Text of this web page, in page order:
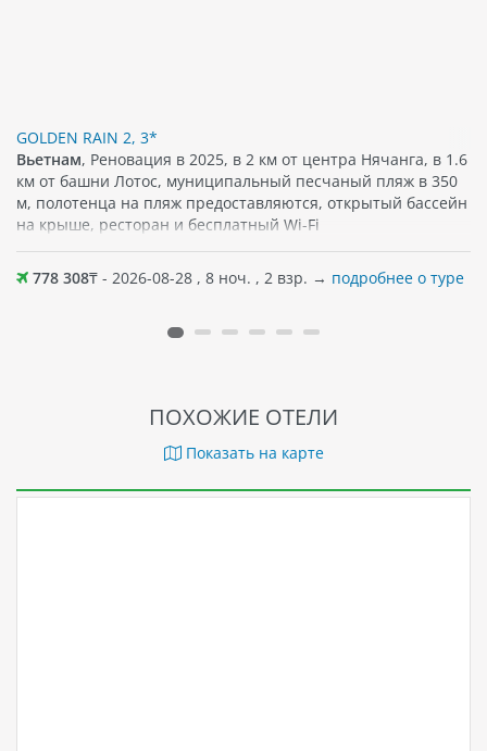
GOLDEN RAIN 2, 3*
Вьетнам, Реновация в 2025, в 2 км от центра Нячанга, в 1.6
км от башни Лотос, муниципальный песчаный пляж в 350
м, полотенца на пляж предоставляются, открытый бассейн
на крыше, ресторан и бесплатный Wi-Fi
778 308₸ - 2026-08-28 , 8 ноч. , 2 взр. → подробнее о туре
ПОХОЖИЕ ОТЕЛИ
Показать на карте